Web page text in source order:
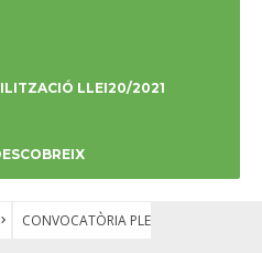
LLEI20/2021
CONVOCATÒRIA PLE